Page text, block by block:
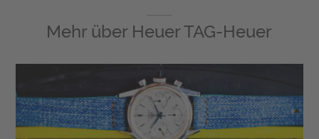
Mehr über Heuer TAG-Heuer